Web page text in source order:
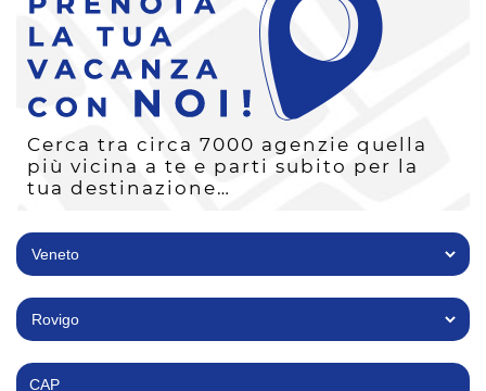
Cerca tra circa 7000 agenzie quella
più vicina a te e parti subito per la
tua destinazione…